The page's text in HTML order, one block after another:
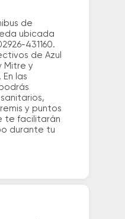
de
ubicada
431160.
de Azul
Mitre y
las
y puntos
te facilitarán
durante tu